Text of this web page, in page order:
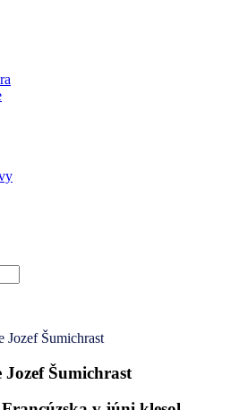
Jozef Šumichrast
Jozef Šumichrast